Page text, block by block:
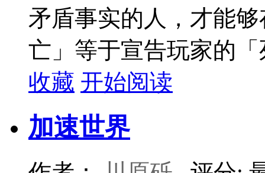
矛盾事实的人，才能
亡」等于宣告玩家的「
收藏 开始阅读
加速世界